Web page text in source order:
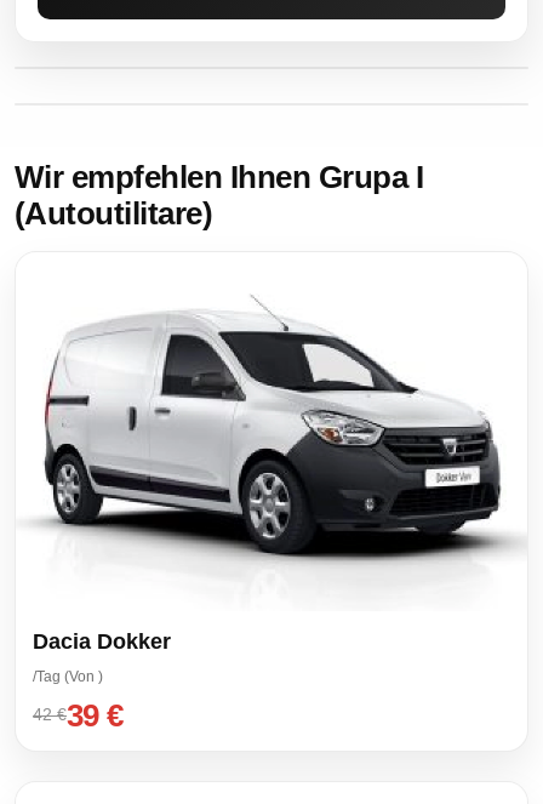
Wir empfehlen Ihnen Grupa I
(Autoutilitare)
Dacia Dokker
/Tag (Von )
42 €39 €